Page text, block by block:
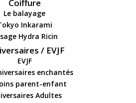
Coiffure
Le balayage
Inkarami
Hydra Ricin
/ EVJF
EVJF
enchantés
parent-enfant
Adultes